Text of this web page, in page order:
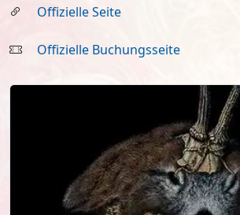
Offizielle Seite
Offizielle Buchungsseite